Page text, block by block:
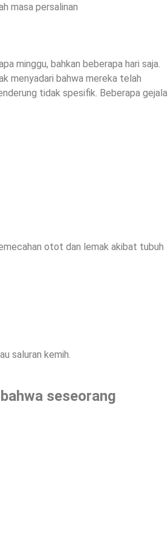
masa persalinan
minggu, bahkan beberapa hari saja.
menyadari bahwa mereka telah
tidak spesifik. Beberapa gejala
otot dan lemak akibat tubuh
saluran kemih.
seseorang